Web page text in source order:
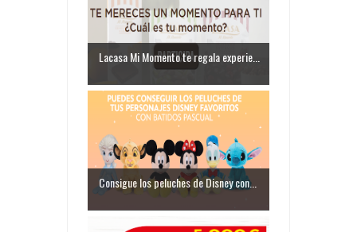
Lacasa Mi Momento te regala experie...
Consigue los peluches de Disney con...